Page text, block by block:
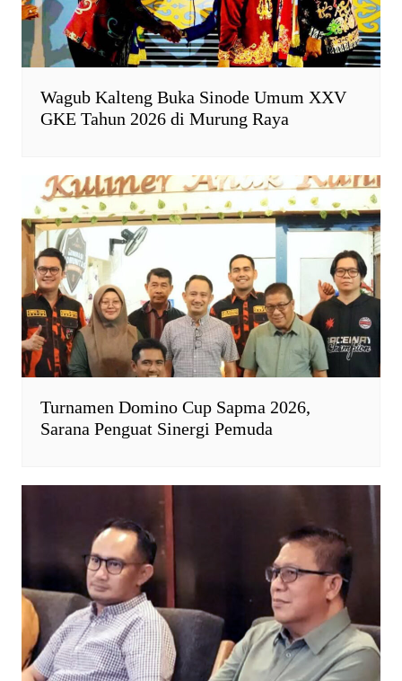
Wagub Kalteng Buka Sinode Umum XXV
GKE Tahun 2026 di Murung Raya
Turnamen Domino Cup Sapma 2026,
Sarana Penguat Sinergi Pemuda